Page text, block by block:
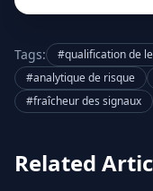
Tags: #qualification de
#analytique de risque
#fraîcheur des signaux
Related